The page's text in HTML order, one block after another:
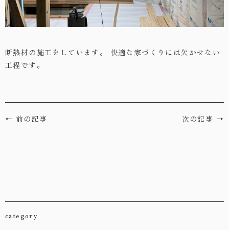
断熱材の施工をしています。
快適な家づくりには欠かせない
工程です。
← 前の記事 次の記事 →
category